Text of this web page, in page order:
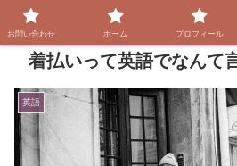
着払いって英語でなんて
英語
お問い合わせ ホーム プロフィール